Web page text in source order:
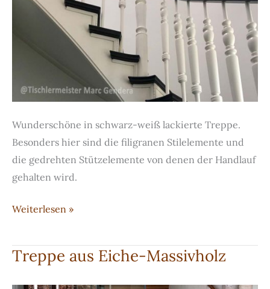
Wunderschöne in schwarz-weiß lackierte Treppe.
Besonders hier sind die filigranen Stilelemente und
die gedrehten Stützelemente von denen der Handlauf
gehalten wird.
Treppe
Stilelementen
Weiterlesen »
Treppe aus Eiche-Massivholz